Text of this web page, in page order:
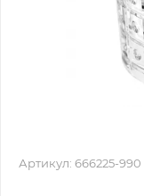
Артикул: 666225-990